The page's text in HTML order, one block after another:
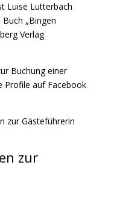
Luise Lutterbach
„Bingen
Verlag
Buchung einer
Profile auf Facebook
zur Gästeführerin
zur